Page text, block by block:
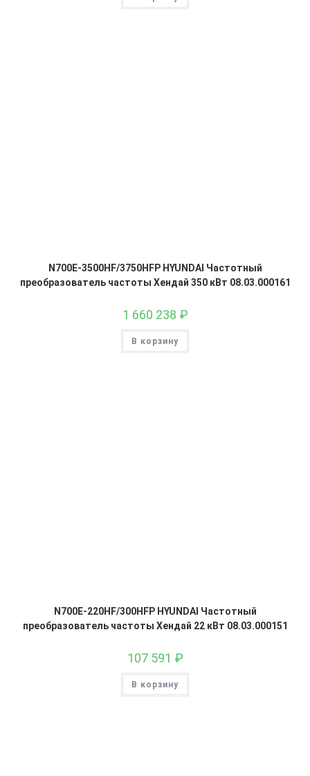
N700E-3500HF/3750HFP HYUNDAI Частотный
преобразователь частоты Хендай 350 кВт 08.03.000161
1 660 238 ₽
В корзину
N700E-220HF/300HFP HYUNDAI Частотный
преобразователь частоты Хендай 22 кВт 08.03.000151
107 591 ₽
В корзину